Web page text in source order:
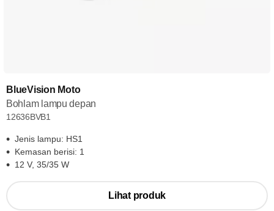
BlueVision Moto
Bohlam lampu depan
12636BVB1
Jenis lampu: HS1
Kemasan berisi: 1
12 V, 35/35 W
Lihat produk